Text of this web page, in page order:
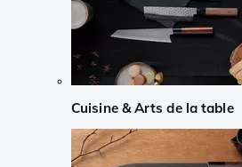
Cuisine & Arts de la table